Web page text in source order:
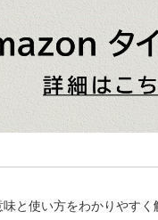
味と使い方をわかりやすく